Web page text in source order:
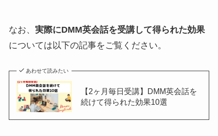
なお、 実際にDMM英会話を受講して得られた効果
については以下の記事をご覧ください。
あわせて読みたい
【2ヶ月毎日受講】DMM英会話を
続けて得られた効果10選